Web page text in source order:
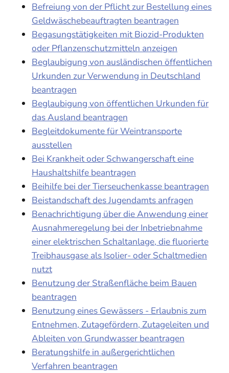
Befreiung von der Pflicht zur Bestellung eines
Geldwäschebeauftragten beantragen
Begasungstätigkeiten mit Biozid-Produkten
oder Pflanzenschutzmitteln anzeigen
Beglaubigung von ausländischen öffentlichen
Urkunden zur Verwendung in Deutschland
beantragen
Beglaubigung von öffentlichen Urkunden für
das Ausland beantragen
Begleitdokumente für Weintransporte
ausstellen
Bei Krankheit oder Schwangerschaft eine
Haushaltshilfe beantragen
Beihilfe bei der Tierseuchenkasse beantragen
Beistandschaft des Jugendamts anfragen
Benachrichtigung über die Anwendung einer
Ausnahmeregelung bei der Inbetriebnahme
einer elektrischen Schaltanlage, die fluorierte
Treibhausgase als Isolier- oder Schaltmedien
nutzt
Benutzung der Straßenfläche beim Bauen
beantragen
Benutzung eines Gewässers - Erlaubnis zum
Entnehmen, Zutagefördern, Zutageleiten und
Ableiten von Grundwasser beantragen
Beratungshilfe in außergerichtlichen
Verfahren beantragen